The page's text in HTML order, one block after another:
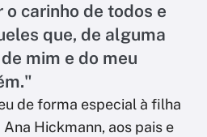
carinho de todos e
que, de alguma
mim e do meu
de forma especial à filha
Hickmann, aos pais e